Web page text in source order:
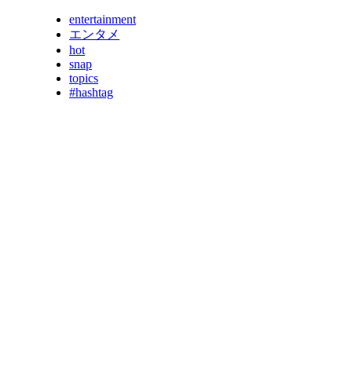
entertainment
エンタメ
hot
snap
topics
#hashtag